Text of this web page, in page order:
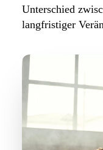
Unterschied
langfristiger